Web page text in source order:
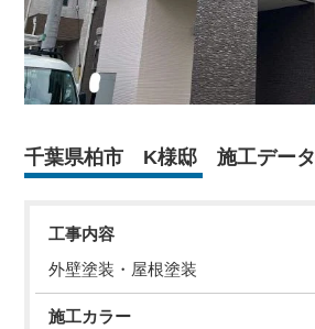
千葉県柏市 K様邸 施工データ
工事内容
外壁塗装・屋根塗装
施工カラー